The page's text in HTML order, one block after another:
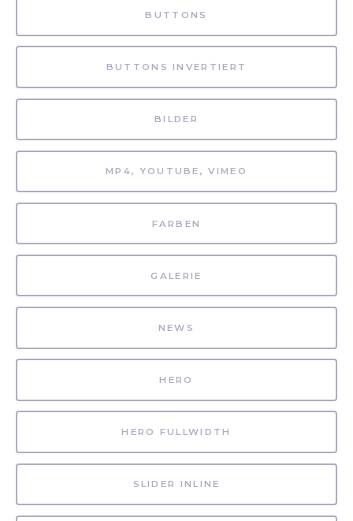
BUTTONS
BUTTONS INVERTIERT
BILDER
MP4, YOUTUBE, VIMEO
FARBEN
GALERIE
NEWS
HERO
HERO FULLWIDTH
SLIDER INLINE